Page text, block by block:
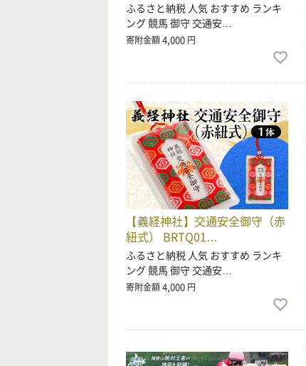
ふるさと納税 人気 おすすめ ランキ
ング 競馬 御守 交通安…
寄附金額4,000 円
【義経神社】交通安全御守（赤
紐式） BRTQ01…
ふるさと納税 人気 おすすめ ランキ
ング 競馬 御守 交通安…
寄附金額4,000 円